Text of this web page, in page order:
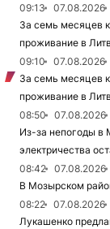
09:13
07.08.2026
За семь месяцев
проживание в
09:10
07.08.2026
За семь месяцев
проживание в
08:50
07.08.2026
Из-за непогоды в
электричества
08:42
07.08.2026
В Мозырском
08:22
07.08.2026
Лукашенко